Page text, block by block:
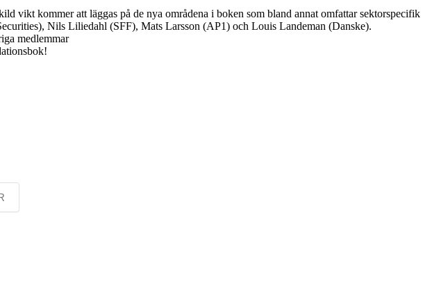
vikt kommer att läggas på de nya områdena i boken som bland annat omfattar sektorspecifik
Nils Liliedahl (SFF), Mats Larsson (AP1) och Louis Landeman (Danske).
medlemmar